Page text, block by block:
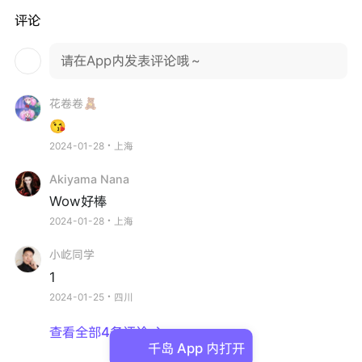
评论
请在App内发表评论哦～
花卷卷🧸
😘
2024-01-28・上海
Akiyama Nana
Wow好棒
2024-01-28・上海
小屹同学
1
2024-01-25・四川
查看全部4条评论 
千岛 App 内打开